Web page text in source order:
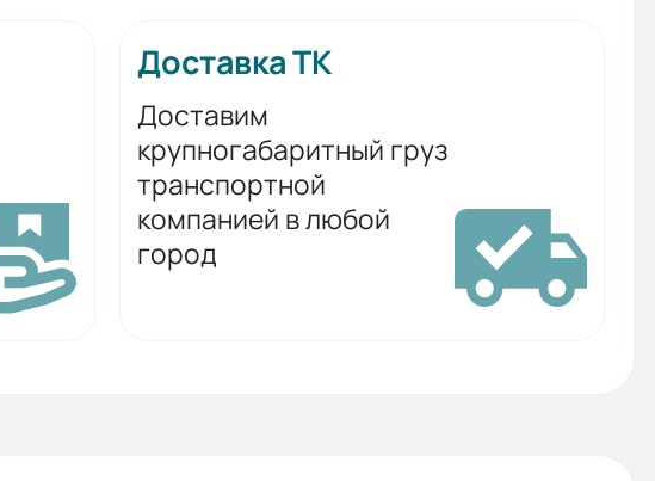
Доставка ТК
Доставим
крупногабаритный груз
транспортной
компанией в любой
город